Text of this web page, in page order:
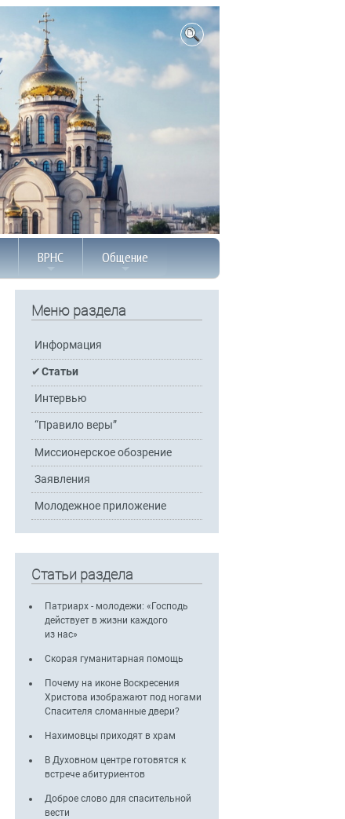
ВРНС Общение
Меню раздела
Информация
Статьи
Интервью
“Правило веры”
Миссионерское обозрение
Заявления
Молодежное приложение
Статьи раздела
Патриарх - молодежи: «Господь
действует в жизни каждого
из нас»
Скорая гуманитарная помощь
Почему на иконе Воскресения
Христова изображают под ногами
Спасителя сломанные двери?
Нахимовцы приходят в храм
В Духовном центре готовятся к
встрече абитуриентов
Доброе слово для спасительной
вести